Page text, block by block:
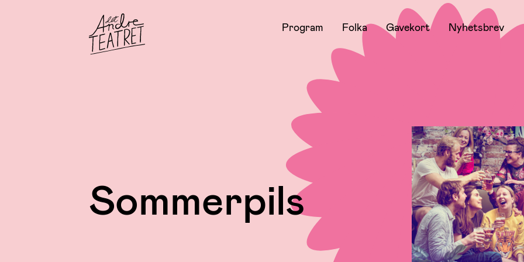
Program Folka Gavekort Nyhetsbrev
Sommerpils